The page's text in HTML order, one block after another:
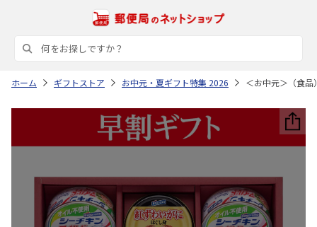
ホーム ギフトストア お中元・夏ギフト特集 2026 ＜お中元＞（食